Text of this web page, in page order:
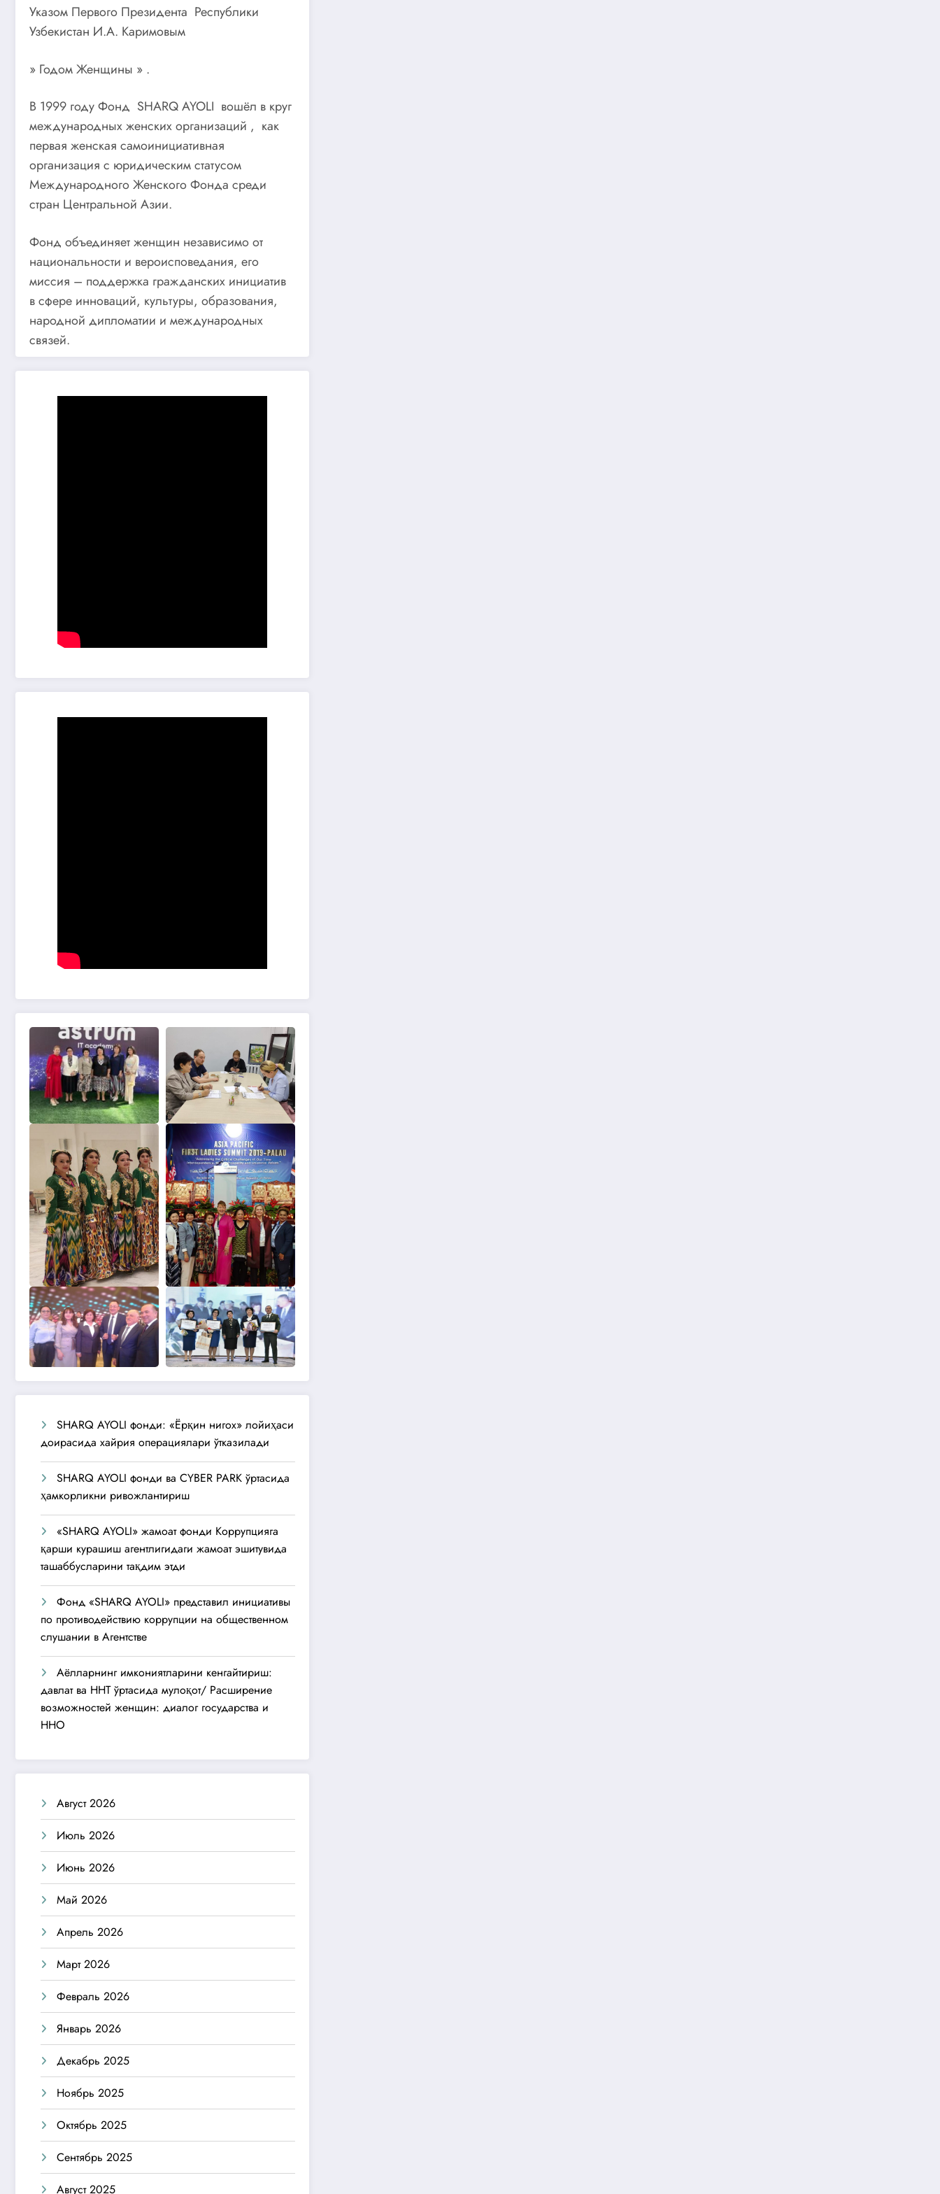
Указом Первого Президента Республики
Узбекистан И.А. Каримовым
» Годом Женщины » .
В 1999 году Фонд SHARQ AYOLI вошёл в круг
международных женских организаций , как
первая женская самоинициативная
организация с юридическим статусом
Международного Женского Фонда среди
стран Центральной Азии.
Фонд объединяет женщин независимо от
национальности и вероисповедания, его
миссия – поддержка гражданских инициатив
в сфере инноваций, культуры, образования,
народной дипломатии и международных
связей.
SHARQ AYOLI фонди: «Ёрқин нигох» лойиҳаси
доирасида хайрия операциялари ўтказилади
SHARQ AYOLI фонди ва CYBER PARK ўртасида
ҳамкорликни ривожлантириш
«SHARQ AYOLI» жамоат фонди Коррупцияга
қарши курашиш агентлигидаги жамоат эшитувида
ташаббусларини тақдим этди
Фонд «SHARQ AYOLI» представил инициативы
по противодействию коррупции на общественном
слушании в Агентстве
Аёлларнинг имкониятларини кенгайтириш:
давлат ва ННТ ўртасида мулоқот/ Расширение
возможностей женщин: диалог государства и
ННО
Август 2026
Июль 2026
Июнь 2026
Май 2026
Апрель 2026
Март 2026
Февраль 2026
Январь 2026
Декабрь 2025
Ноябрь 2025
Октябрь 2025
Сентябрь 2025
Август 2025